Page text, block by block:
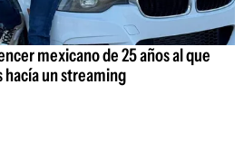
mexicano de 25 años al que
un streaming